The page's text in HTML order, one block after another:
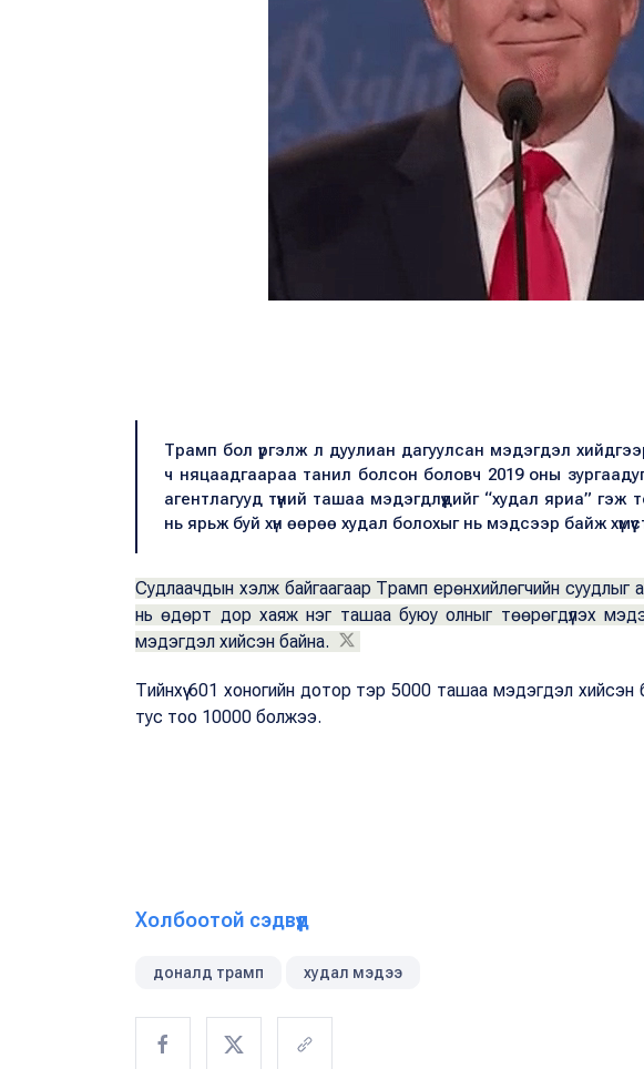
Трамп бол үргэлж л дуулиан дагуулсан мэдэгдэл
ч няцаадгаараа танил болсон боловч 2019 оны
агентлагууд түүний ташаа мэдэгдлүүдийг “худал яриа”
нь ярьж буй хүн өөрөө худал болохыг нь мэдсээр байж
Судлаачдын хэлж байгаагаар Трамп ерөнхийлөгчийн суудлыг
нь өдөрт дор хаяж нэг ташаа буюу олныг төөрөгдүүлэх
мэдэгдэл хийсэн байна.
Тийнхүү 601 хоногийн дотор тэр 5000 ташаа мэдэгдэл хийсэн
тус тоо 10000 болжээ.
Холбоотой сэдвүүд
доналд трамп худал мэдээ